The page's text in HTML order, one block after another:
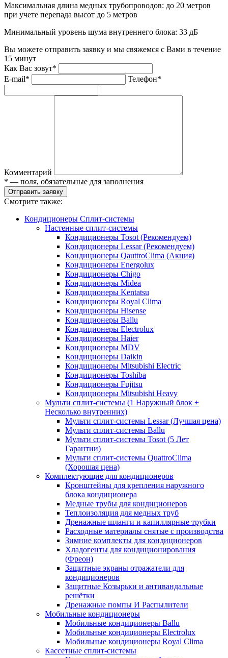
Максимальная длина медных трубопроводов: до 20 метров
при учете перепада высот до 5 метров
Минимальный уровень шума внутреннего блока: 33 дБ
Вы можете отправить заявку и мы свяжемся с Вами в течение
15 минут
Как Вас зовут*
E-mail*
Телефон*
Комментарий
* — поля, обязательные для заполнения
Отправить заявку
Смотрите также:
Кондиционеры Сплит-системы
Настенные сплит-системы
Кондиционеры Tosot (Рекомендуем)
Кондиционеры Lessar (Рекомендуем)
Кондиционеры QauttroClima (Акция)
Кондиционеры Energolux
Кондиционеры Chigo
Кондиционеры Midea
Кондиционеры Kentatsu
Кондиционеры Royal Clima
Кондиционеры Hisense
Кондиционеры Ballu
Кондиционеры Electrolux
Кондиционеры Haier
Кондиционеры MDV
Кондиционеры Daikin
Кондиционеры Mitsubishi Electric
Кондиционеры Toshiba
Кондиционеры Fujitsu
Кондиционеры Mitsubishi Heavy
Мульти сплит-системы (1 Наружный блок +
Несколько внутренних)
Мульти сплит-системы Lessar (Лучшая цена)
Мульти сплит-системы Ballu
Мульти сплит-системы Tosot (5 Лет
Гарантии)
Мульти сплит-системы QuattroClima
(Хорошая цена)
Комплектующие для кондиционеров
Кронштейны для крепления наружного
блока кондиционера
Медные трубы для кондиционеров
Теплоизоляция для медных труб
Дренажные шланги и капиллярные трубки
Расходные материалы снятые с производства
Зимние комплекты для кондиционеров
Хладогенты для кондиционирования
(Фреон)
Защитные экраны отражатели для
кондиционеров
Защитные Козырьки и антивандальные
решётки
Дренажные помпы И Распылители
Мобильные кондиционеры
Мобильные кондиционеры Ballu
Мобильные кондиционеры Electrolux
Мобильные кондиционеры Royal Clima
Кассетные сплит-системы